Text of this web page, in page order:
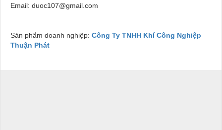
Email: duoc107@gmail.com
Sản phẩm doanh nghiệp: Công Ty TNHH Khí Công Nghiệp
Thuận Phát